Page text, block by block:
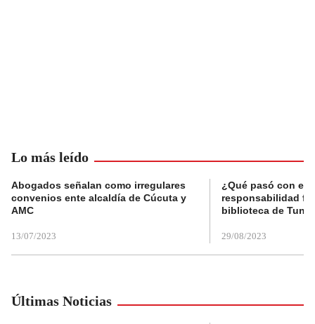
Lo más leído
Abogados señalan como irregulares
convenios ente alcaldía de Cúcuta y
AMC
13/07/2023
¿Qué pasó con el
responsabilidad
biblioteca de
29/08/2023
Últimas Noticias